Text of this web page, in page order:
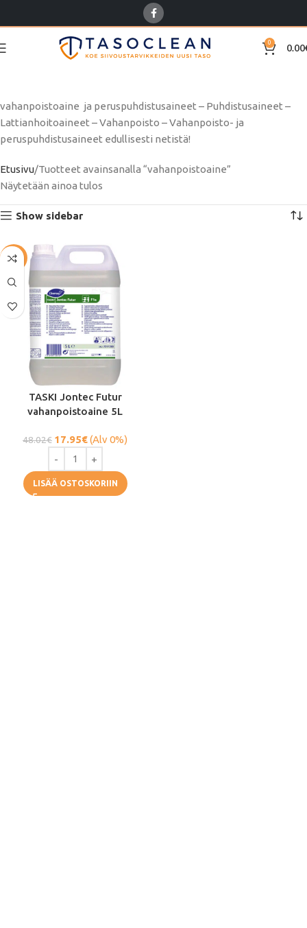
0 0.00
vahanpoistoaine ja peruspuhdistusaineet – Puhdistusaineet –
Lattianhoitoaineet – Vahanpoisto – Vahanpoisto- ja
peruspuhdistusaineet edullisesti netistä!
Etusivu Tuotteet avainsanalla “vahanpoistoaine”
Näytetään ainoa tulos
Show sidebar
-63%
TASKI Jontec Futur
vahanpoistoaine 5L
48.02€ 17.95€(Alv 0%)
LISÄÄ OSTOSKORIIN